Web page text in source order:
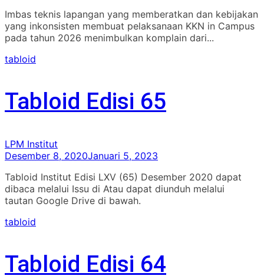
Imbas teknis lapangan yang memberatkan dan kebijakan
yang inkonsisten membuat pelaksanaan KKN in Campus
pada tahun 2026 menimbulkan komplain dari...
tabloid
Tabloid Edisi 65
LPM Institut
Desember 8, 2020Januari 5, 2023
Tabloid Institut Edisi LXV (65) Desember 2020 dapat
dibaca melalui Issu di Atau dapat diunduh melalui
tautan Google Drive di bawah.
tabloid
Tabloid Edisi 64